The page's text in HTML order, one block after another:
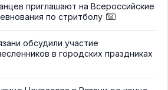
приглашают на Всероссийские
по стритболу
обсудили участие
в городских праздниках